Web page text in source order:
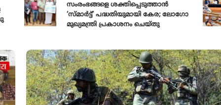
സംരംഭങ്ങളെ ശക്തിപ്പെടുത്താന്‍
‘സ്മാര്‍ട്ട്’ പദ്ധതിയുമായി കേര; ലോഗോ
മുഖ്യമന്ത്രി പ്രകാശനം ചെയ്തു